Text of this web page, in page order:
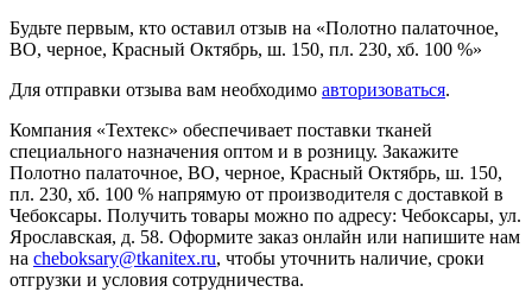
Будьте первым, кто оставил отзыв на «Полотно палаточное,
ВО, черное, Красный Октябрь, ш. 150, пл. 230, хб. 100 %»
Для отправки отзыва вам необходимо авторизоваться.
Компания «Техтекс» обеспечивает поставки тканей
специального назначения оптом и в розницу. Закажите
Полотно палаточное, ВО, черное, Красный Октябрь, ш. 150,
пл. 230, хб. 100 % напрямую от производителя с доставкой в
Чебоксары. Получить товары можно по адресу: Чебоксары, ул.
Ярославская, д. 58. Оформите заказ онлайн или напишите нам
на cheboksary@tkanitex.ru, чтобы уточнить наличие, сроки
отгрузки и условия сотрудничества.